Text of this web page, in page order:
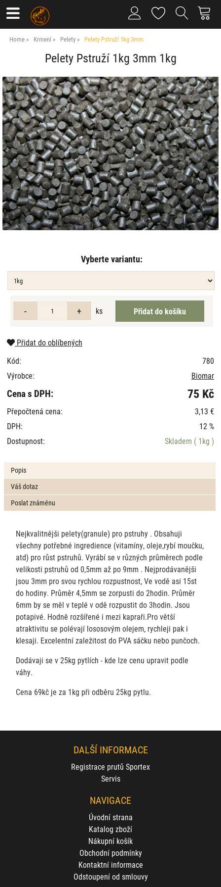
Home Krmení Pelety Pelety Pstruží 1kg 3mm
Pelety Pstruží 1kg 3mm 1kg
Vyberte variantu:
ks
Přidat do oblíbených
Kód:
780
Výrobce:
Biomar
Cena s DPH: 75 Kč
Přepočtená cena:
3,13 €
DPH:
12 %
Dostupnost:
Skladem ( 1kg )
Popis
Váš dotaz
Poslat známénu
Nejkvalitnějši pelety(granule) pro pstruhy . Obsahuji
všechny potřebné ingredience (vitamíny, oleje,rybí moučku,
atd) pro růst pstruhů. Vyrábí se v různých průměrech podle
velikosti pstruhů od 0,5mm až po 9mm . Nejprodávanějši
jsou 3mm pro svou rychlou rozpustnost, Ve vodě asi 15st
do hodiny. Průměr 4,5mm se zorpusti do 2hodin. Průměr
6mm by se měl v teplé v odě rozpustit do 3hodin. Jsou
potapivé. Hodně rozšířené i mezi kapraři.Pro větší
atraktivitu se polévají lososovým olejem, rychleji pak i
klesaji. Excelentní zaležitost do PVA sáčku nebo punčoch.
Dodávaji se v 25kg pytlích - kde lze cenu upravit podle
váhy.
Cena 69kč je za 1kg při odběru 25kg pytlu.
DALŠÍ INFORMACE
Registrace prutů Sportex
Servis
NAVIGACE
Úvodní strana
Katalog zboží
Nákupní košík
Obchodní podmínky
Kontaktní informace
Odstoupení od smlouvy